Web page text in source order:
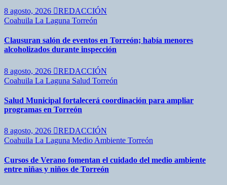
8 agosto, 2026
REDACCIÓN
Coahuila La Laguna Torreón
Clausuran salón de eventos en Torreón; había menores
alcoholizados durante inspección
8 agosto, 2026
REDACCIÓN
Coahuila La Laguna Salud Torreón
Salud Municipal fortalecerá coordinación para ampliar
programas en Torreón
8 agosto, 2026
REDACCIÓN
Coahuila La Laguna Medio Ambiente Torreón
Cursos de Verano fomentan el cuidado del medio ambiente
entre niñas y niños de Torreón